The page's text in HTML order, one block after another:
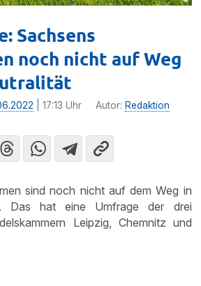
Sachsens
noch nicht auf Weg
| 17:13 Uhr Autor: Redaktion
sind noch nicht auf dem Weg in
Das hat eine Umfrage der drei
Leipzig, Chemnitz und